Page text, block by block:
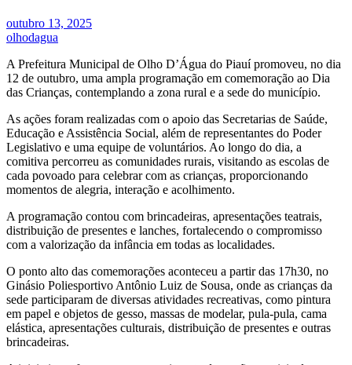
outubro 13, 2025
olhodagua
A Prefeitura Municipal de Olho D’Água do Piauí promoveu, no dia
12 de outubro, uma ampla programação em comemoração ao Dia
das Crianças, contemplando a zona rural e a sede do município.
As ações foram realizadas com o apoio das Secretarias de Saúde,
Educação e Assistência Social, além de representantes do Poder
Legislativo e uma equipe de voluntários. Ao longo do dia, a
comitiva percorreu as comunidades rurais, visitando as escolas de
cada povoado para celebrar com as crianças, proporcionando
momentos de alegria, interação e acolhimento.
A programação contou com brincadeiras, apresentações teatrais,
distribuição de presentes e lanches, fortalecendo o compromisso
com a valorização da infância em todas as localidades.
O ponto alto das comemorações aconteceu a partir das 17h30, no
Ginásio Poliesportivo Antônio Luiz de Sousa, onde as crianças da
sede participaram de diversas atividades recreativas, como pintura
em papel e objetos de gesso, massas de modelar, pula-pula, cama
elástica, apresentações culturais, distribuição de presentes e outras
brincadeiras.